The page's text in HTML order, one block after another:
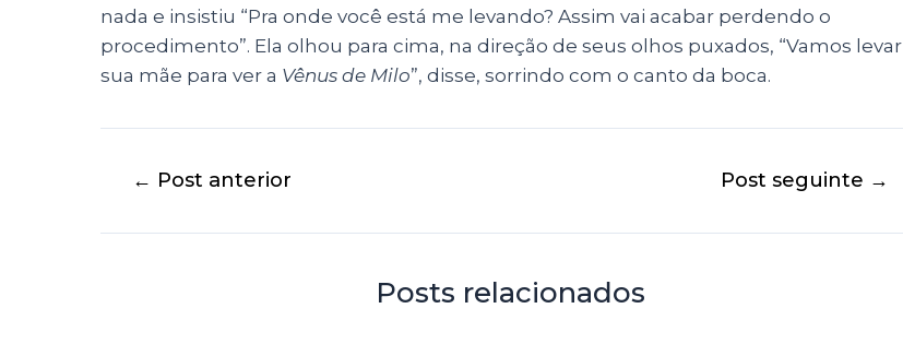
nada e insistiu “Pra onde você está me levando? Assim vai acabar perdendo o
procedimento”. Ela olhou para cima, na direção de seus olhos puxados, “Vamos levar
sua mãe para ver a Vênus de Milo”, disse, sorrindo com o canto da boca.
← Post anterior Post seguinte →
Posts relacionados